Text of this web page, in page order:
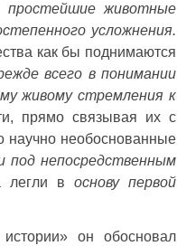
простейшие животные
усложнения.
как бы поднимаются
всего в понимании
живому стремления к
прямо связывая их с
научно необоснованные
под непосредственным
легли воснову первой
он обосновал